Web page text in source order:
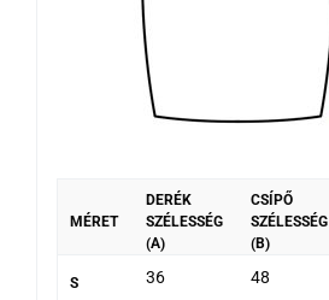
MÉRET
DERÉK
SZÉLESSÉG
(A)
CSÍPŐ
SZÉLESSÉG
(B)
S 36 48